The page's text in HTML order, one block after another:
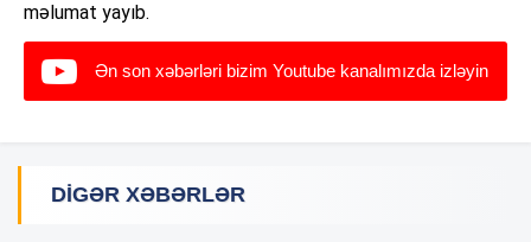
məlumat yayıb.
Ən son xəbərləri bizim Youtube kanalımızda izləyin
DIGƏR XƏBƏRLƏR